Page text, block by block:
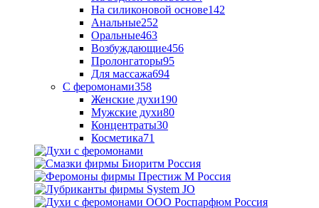
На силиконовой основе142
Анальные252
Оральные463
Возбуждающие456
Пролонгаторы95
Для массажа694
С феромонами358
Женские духи190
Мужские духи80
Концентраты30
Косметика71